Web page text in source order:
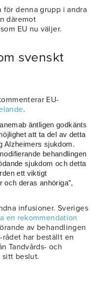
för denna grupp i andra
däremot
EU nu väljer.
svenskt
EU-
.
äntligen godkänts
att ta del av detta
Alzheimers sjukdom.
behandlingen
sjukdom och detta
ett viktigt
och deras anhöriga”,
infusioner. Sveriges
en rekommendation
av behandlingen
har beställt en
Tandvårds- och
sitt beslut.